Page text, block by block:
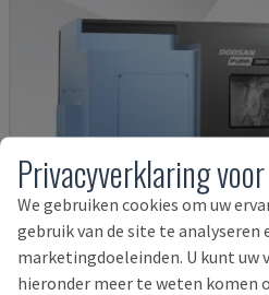
Privacyverklaring
We gebruiken cookies om uw
gebruik van de site te analyseren
marketingdoeleinden. U kunt uw
hieronder meer te weten komen